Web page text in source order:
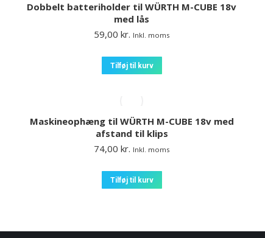
Dobbelt batteriholder til WÜRTH M-CUBE 18v
med lås
59,00 kr. Inkl. moms
Tilføj til kurv
Maskineophæng til WÜRTH M-CUBE 18v med
afstand til klips
74,00 kr. Inkl. moms
Tilføj til kurv